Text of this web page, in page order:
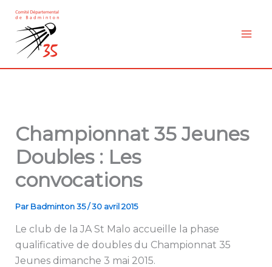
contenu
Championnat 35 Jeunes
Doubles : Les
convocations
Par Badminton 35/30 avril 2015
Le club de la JA St Malo accueille la phase
qualificative de doubles du Championnat 35
Jeunes dimanche 3 mai 2015.